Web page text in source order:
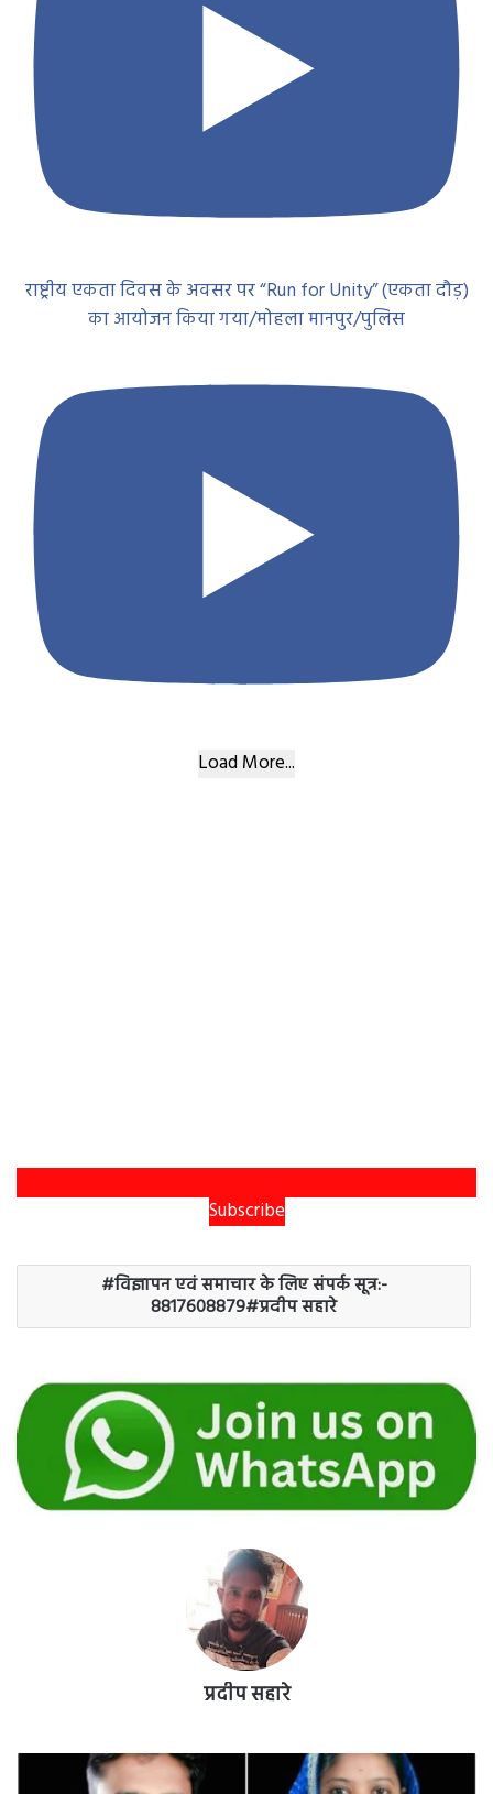
राष्ट्रीय एकता दिवस के अवसर पर “Run for Unity” (एकता दौड़)
का आयोजन किया गया/मोहला मानपुर/पुलिस
Load More...
Subscribe
विज्ञापन एवं समाचार के लिए संपर्क सूत्र:-
8817608879#प्रदीप सहारे
प्रदीप सहारे
दल्ली